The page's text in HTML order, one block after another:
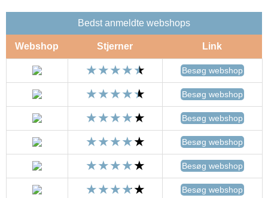
Bedst anmeldte webshops
Webshop Stjerner Link
Besøg webshop
Besøg webshop
Besøg webshop
Besøg webshop
Besøg webshop
Besøg webshop